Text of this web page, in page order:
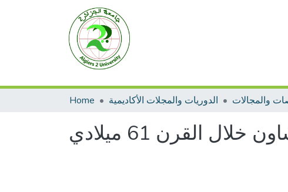
Home الدوريات والمجلات الأكاديمية
القرن 61 ميلادي